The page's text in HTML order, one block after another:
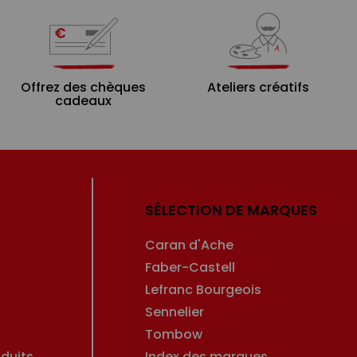
Offrez des chèques
cadeaux
Ateliers créatifs
SÉLECTION DE MARQUES
Caran d'Ache
Faber-Castell
Lefranc Bourgeois
Sennelier
Tombow